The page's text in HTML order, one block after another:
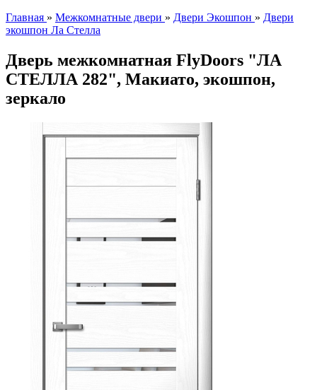
Главная » Межкомнатные двери » Двери Экошпон » Двери
экошпон Ла Стелла
Дверь межкомнатная FlyDoors "ЛА
СТЕЛЛА 282", Макиато, экошпон,
зеркало